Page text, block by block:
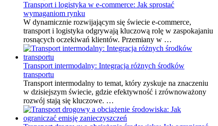
Transport i logistyka w e-commerce: Jak sprostać
wymaganiom rynku
W dynamicznie rozwijającym się świecie e-commerce,
transport i logistyka odgrywają kluczową rolę w zaspokajaniu
rosnących oczekiwań klientów. Przemiany w …
Transport intermodalny: Integracja różnych środków
transportu
Transport intermodalny to temat, który zyskuje na znaczeniu
w dzisiejszym świecie, gdzie efektywność i zrównoważony
rozwój stają się kluczowe. …